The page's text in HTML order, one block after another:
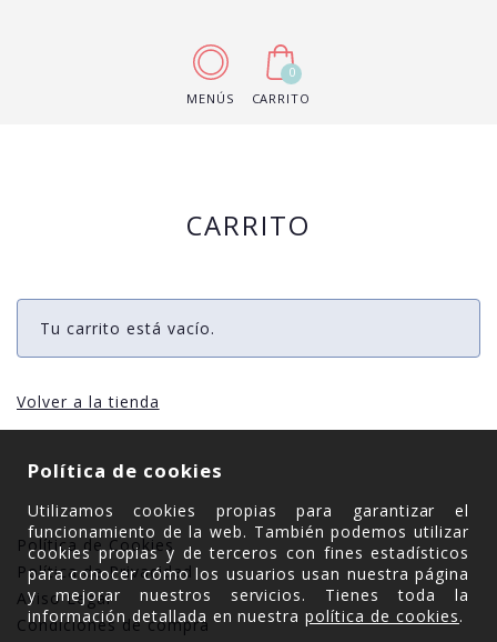
MENÚS
0
CARRITO
CARRITO
Tu carrito está vacío.
Volver a la tienda
Política de Cookies
Política de Privacidad
Aviso Legal
Condiciones de compra
Política de cookies
Utilizamos cookies propias para garantizar el
funcionamiento de la web. También podemos utilizar
cookies propias y de terceros con fines estadísticos
para conocer cómo los usuarios usan nuestra página
y mejorar nuestros servicios. Tienes toda la
información detallada en nuestrapolítica de cookies.